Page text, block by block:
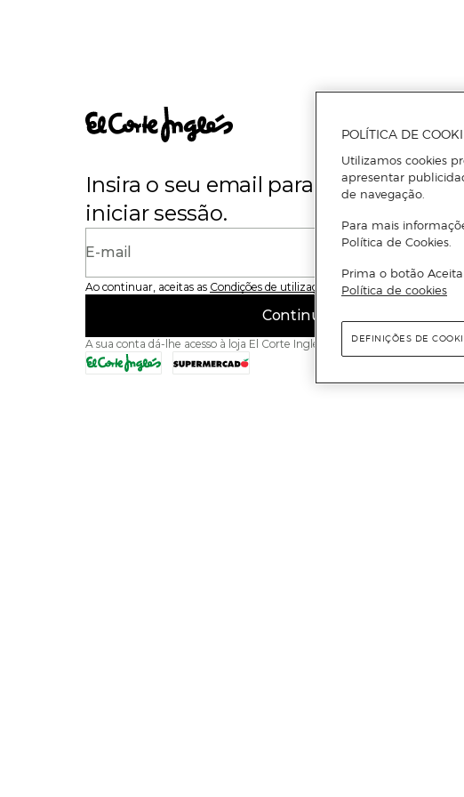
Insira o seu email para se registar ou
iniciar sessão.
E-mail
Ao continuar, aceitas as Condições de utilização do site
Continuar
A sua conta dá-lhe acesso à loja El Corte Inglés e ao Supermercado El
POLÍTICA DE
Utilizamos cookies
apresentar
de navegação.
Para mais
Política de Cookies.
Prima o botão
Política de cookies
DEFINIÇÕES DE